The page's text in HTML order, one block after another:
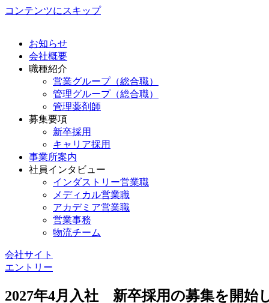
コンテンツにスキップ
お知らせ
会社概要
職種紹介
営業グループ（総合職）
管理グループ（総合職）
管理薬剤師
募集要項
新卒採用
キャリア採用
事業所案内
社員インタビュー
インダストリー営業職
メディカル営業職
アカデミア営業職
営業事務
物流チーム
会社サイト
エントリー
2027年4月入社 新卒採用の募集を開始